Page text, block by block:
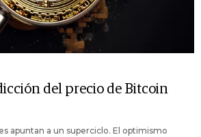
del precio de Bitcoin
apuntan a un superciclo. El optimismo